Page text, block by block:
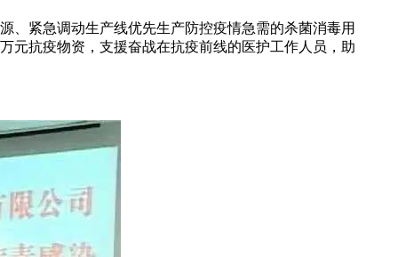
、紧急调动生产线优先生产防控疫情急需的杀菌消毒用
元抗疫物资，支援奋战在抗疫前线的医护工作人员，助